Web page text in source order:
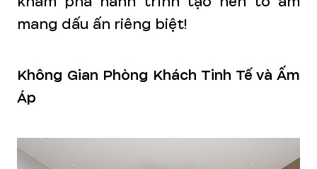
mang dấu ấn riêng biệt!
Không Gian Phòng Khách Tinh Tế và Ấm
Áp